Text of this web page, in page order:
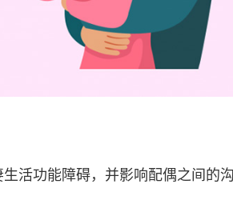
活功能障碍，并影响配偶之间的